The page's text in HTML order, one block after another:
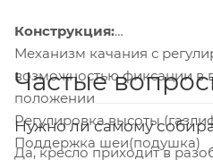
Конструкция:
Механизм качания с
возможностью фиксации в
положении
Регулировка высоты
Поддержка шеи(подушка)
Частые
Нужно ли самому
Да, кресло приходит в